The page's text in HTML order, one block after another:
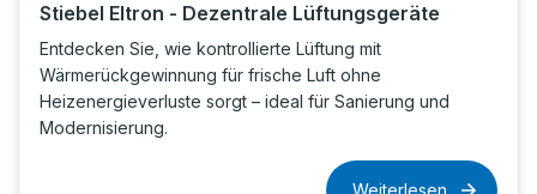
Stiebel Eltron - Dezentrale Lüftungsgeräte
Entdecken Sie, wie kontrollierte Lüftung mit
Wärmerückgewinnung für frische Luft ohne
Heizenergieverluste sorgt – ideal für Sanierung und
Modernisierung.
Weiterlesen